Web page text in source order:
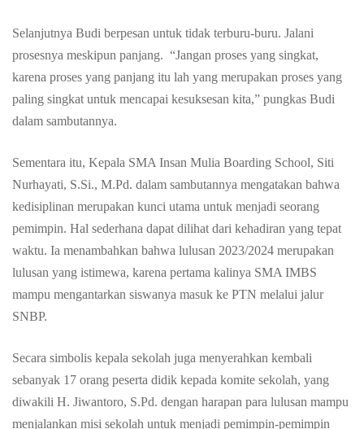
Selanjutnya Budi berpesan untuk tidak terburu-buru. Jalani
prosesnya meskipun panjang. “Jangan proses yang singkat,
karena proses yang panjang itu lah yang merupakan proses yang
paling singkat untuk mencapai kesuksesan kita,” pungkas Budi
dalam sambutannya.
Sementara itu, Kepala SMA Insan Mulia Boarding School, Siti
Nurhayati, S.Si., M.Pd. dalam sambutannya mengatakan bahwa
kedisiplinan merupakan kunci utama untuk menjadi seorang
pemimpin. Hal sederhana dapat dilihat dari kehadiran yang tepat
waktu. Ia menambahkan bahwa lulusan 2023/2024 merupakan
lulusan yang istimewa, karena pertama kalinya SMA IMBS
mampu mengantarkan siswanya masuk ke PTN melalui jalur
SNBP.
Secara simbolis kepala sekolah juga menyerahkan kembali
sebanyak 17 orang peserta didik kepada komite sekolah, yang
diwakili H. Jiwantoro, S.Pd. dengan harapan para lulusan mampu
menjalankan misi sekolah untuk menjadi pemimpin-pemimpin